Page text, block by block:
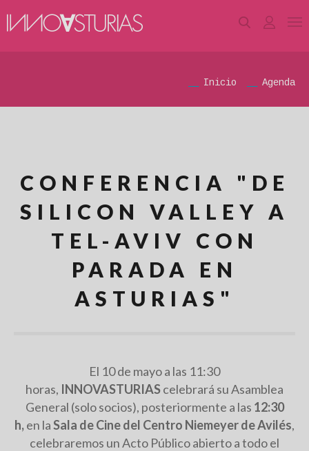
Inicio Agenda
CONFERENCIA "DE
SILICON VALLEY A
TEL-AVIV CON
PARADA EN
ASTURIAS"
El 10 de mayo a las 11:30
horas, INNOVASTURIAScelebrará su Asamblea
General (solo socios), posteriormente a las 12:30
h,en laSala de Cine del Centro Niemeyer de Avilés,
celebraremos un Acto Público abierto a todo el